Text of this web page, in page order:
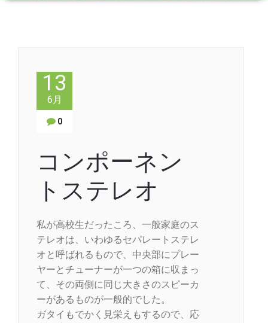
13
6月
0
コンポーネン
トステレオ
私が高校生だったころ、一般家庭のス
テレオは、いわゆるセパレートステレ
オと呼ばれるもので、中央部にプレー
ヤーとチューナーが一つの箱に収まっ
て、その両側に同じ大きさのスピーカ
ーがあるものが一般的でした。
ガタイもでかく見栄えもするので、応